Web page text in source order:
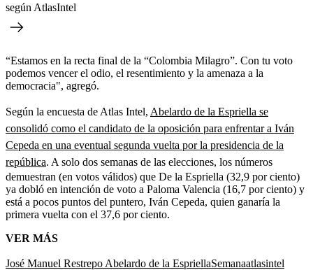
según AtlasIntel
“Estamos en la recta final de la “Colombia Milagro”. Con tu voto
podemos vencer el odio, el resentimiento y la amenaza a la
democracia", agregó.
Según la encuesta de Atlas Intel, Abelardo de la Espriella se
consolidó como el candidato de la oposición para enfrentar a Iván
Cepeda en una eventual segunda vuelta por la presidencia de la
república. A solo dos semanas de las elecciones, los números
demuestran (en votos válidos) que De la Espriella (32,9 por ciento)
ya dobló en intención de voto a Paloma Valencia (16,7 por ciento) y
está a pocos puntos del puntero, Iván Cepeda, quien ganaría la
primera vuelta con el 37,6 por ciento.
VER MÁS
José Manuel Restrepo Abelardo de la EspriellaSemanaatlasintel